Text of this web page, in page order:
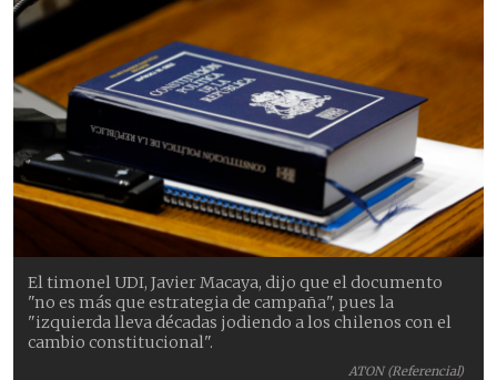
ATON (Referencial)
El timonel UDI, Javier Macaya, dijo que el documento
"no es más que estrategia de campaña", pues la
"izquierda lleva décadas jodiendo a los chilenos con el
cambio constitucional".